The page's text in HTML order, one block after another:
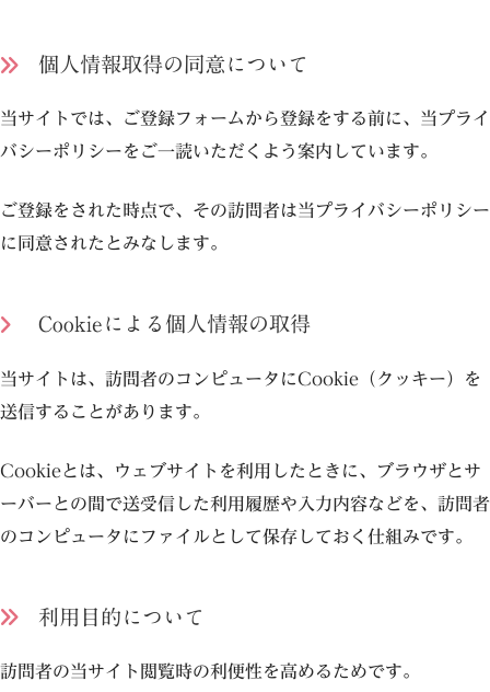
個人情報取得の同意について
当サイトでは、ご登録フォームから登録をする前に、当プライ
バシーポリシーをご一読いただくよう案内しています。
ご登録をされた時点で、その訪問者は当プライバシーポリシー
に同意されたとみなします。
Cookieによる個人情報の取得
当サイトは、訪問者のコンピュータにCookie（クッキー）を
送信することがあります。
Cookieとは、ウェブサイトを利用したときに、ブラウザとサ
ーバーとの間で送受信した利用履歴や入力内容などを、訪問者
のコンピュータにファイルとして保存しておく仕組みです。
利用目的について
訪問者の当サイト閲覧時の利便性を高めるためです。